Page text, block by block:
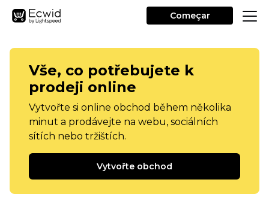
Começar
Vše, co potřebujete k
prodeji online
Vytvořte si online obchod během několika
minut a prodávejte na webu, sociálních
sítích nebo tržištích.
Vytvořte obchod